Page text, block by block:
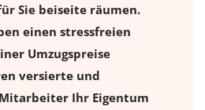
Sie beiseite räumen.
einen stressfreien
Umzugspreise
versierte und
Ihr Eigentum